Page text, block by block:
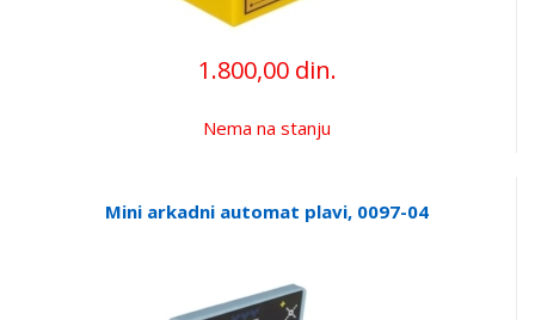
1.800,00 din.
Nema na stanju
Mini arkadni automat plavi, 0097-04